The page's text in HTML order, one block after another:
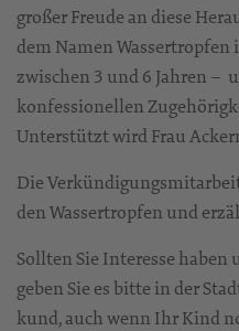
großer Freude an diese
dem Namen
zwischen 3 und 6 Jahren –
konfessionellen
Unterstützt wird Frau
Die
den Wassertropfen und
Sollten Sie Interesse
geben Sie es bitte in der
kund, auch wenn Ihr Kind